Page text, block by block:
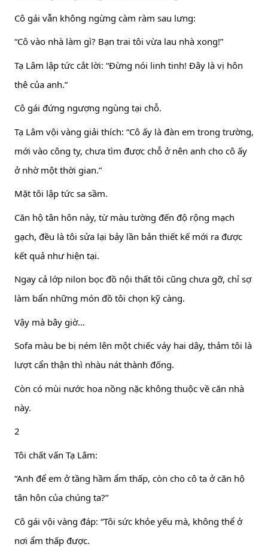
Cô gái vẫn không ngừng càm ràm sau lưng:
“Cô vào nhà làm gì? Bạn trai tôi vừa lau nhà xong!”
Tạ Lâm lập tức cắt lời: “Đừng nói linh tinh! Đây là vị hôn
thê của anh.”
Cô gái đứng ngượng ngùng tại chỗ.
Tạ Lâm vội vàng giải thích: “Cô ấy là đàn em trong trường,
mới vào công ty, chưa tìm được chỗ ở nên anh cho cô ấy
ở nhờ một thời gian.”
Mặt tôi lập tức sa sầm.
Căn hộ tân hôn này, từ màu tường đến độ rộng mạch
gạch, đều là tôi sửa lại bảy lần bản thiết kế mới ra được
kết quả như hiện tại.
Ngay cả lớp nilon bọc đồ nội thất tôi cũng chưa gỡ, chỉ sợ
làm bẩn những món đồ tôi chọn kỹ càng.
Vậy mà bây giờ…
Sofa màu be bị ném lên một chiếc váy hai dây, thảm tôi là
lượt cẩn thận thì nhàu nát thành đống.
Còn có mùi nước hoa nồng nặc không thuộc về căn nhà
này.
2
Tôi chất vấn Tạ Lâm:
“Anh để em ở tầng hầm ẩm thấp, còn cho cô ta ở căn hộ
tân hôn của chúng ta?”
Cô gái vội vàng đáp: “Tôi sức khỏe yếu mà, không thể ở
nơi ẩm thấp được.